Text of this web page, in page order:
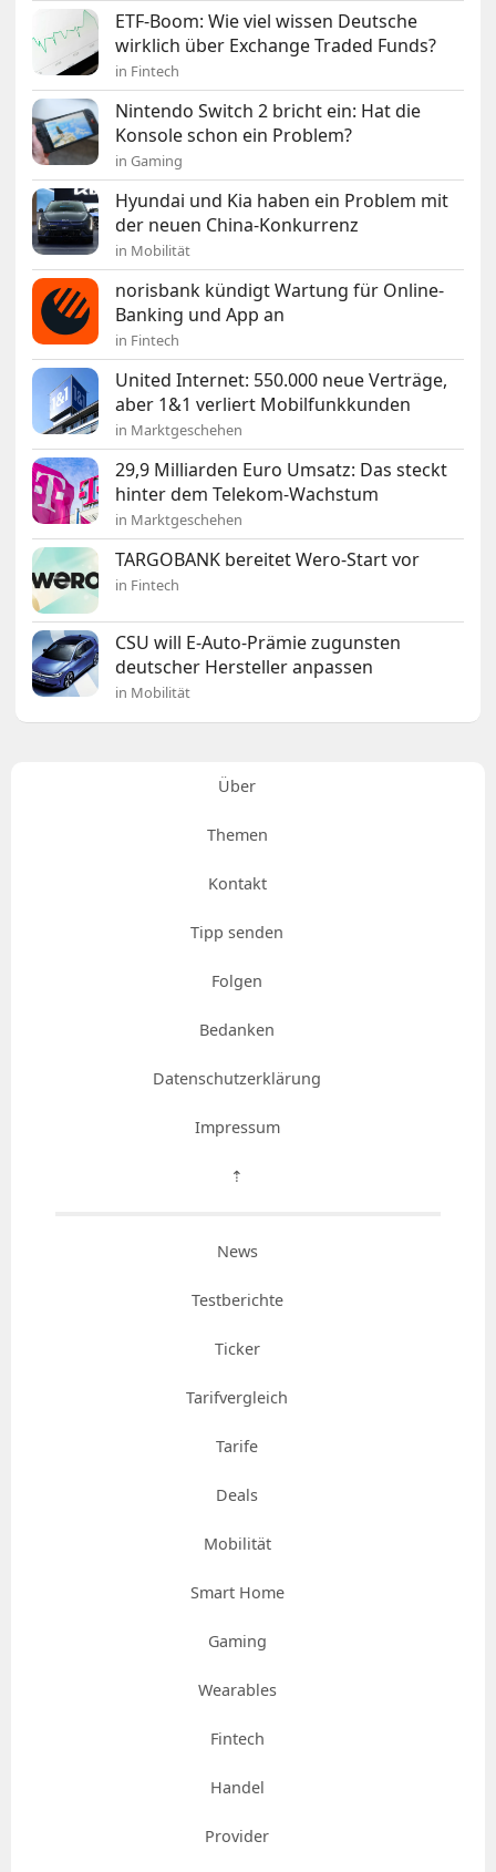
ETF-Boom: Wie viel wissen Deutsche
wirklich über Exchange Traded Funds?
in Fintech
Nintendo Switch 2 bricht ein: Hat die
Konsole schon ein Problem?
in Gaming
Hyundai und Kia haben ein Problem mit
der neuen China-Konkurrenz
in Mobilität
norisbank kündigt Wartung für Online-
Banking und App an
in Fintech
United Internet: 550.000 neue Verträge,
aber 1&1 verliert Mobilfunkkunden
in Marktgeschehen
29,9 Milliarden Euro Umsatz: Das steckt
hinter dem Telekom-Wachstum
in Marktgeschehen
TARGOBANK bereitet Wero-Start vor
in Fintech
CSU will E-Auto-Prämie zugunsten
deutscher Hersteller anpassen
in Mobilität
Über
Themen
Kontakt
Tipp senden
Folgen
Bedanken
Datenschutzerklärung
Impressum
⇡
News
Testberichte
Ticker
Tarifvergleich
Tarife
Deals
Mobilität
Smart Home
Gaming
Wearables
Fintech
Handel
Provider